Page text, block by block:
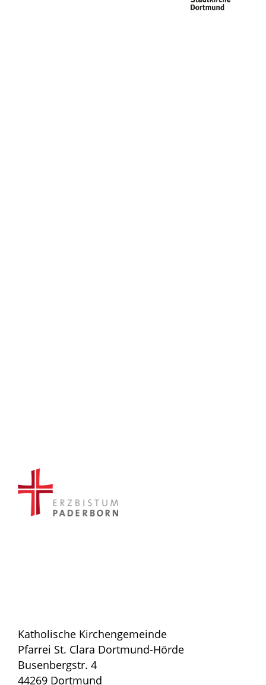
Katholische Kirchengemeinde
Pfarrei St. Clara Dortmund-Hörde
Busenbergstr. 4
44269 Dortmund